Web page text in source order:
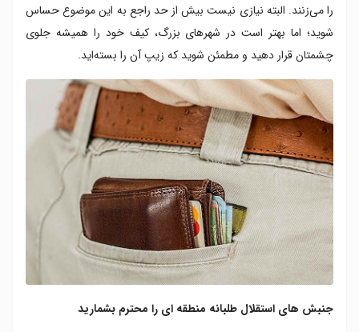
را می‌زنند. البته نیازی نیست بیش از حد راجع به این موضوع حساس
شوید؛ اما بهتر است در شهرهای بزرگ، کیف خود را همیشه جلوی
چشمتان قرار دهید و مطمئن شوید که زیپ آن را بسته‌اید.
جنبش های استقلال طلبانه منطقه ای را محترم بشمارید